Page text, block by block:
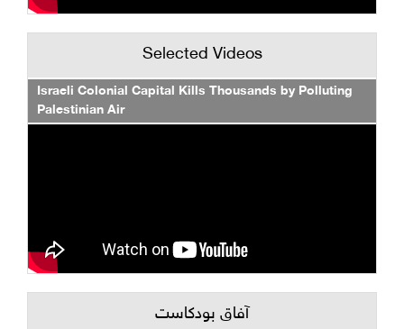
Selected Videos
Israeli Colonial Capital Kills Thousands by Polluting
Palestinian Air
آفاق بودكاست